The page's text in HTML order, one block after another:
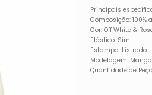
Principais
Composição: 100%
Cor: Off White &
Elástico: Sim
Estampa: Listrado
Modelagem:
Quantidade de